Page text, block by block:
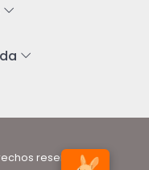
reservados.